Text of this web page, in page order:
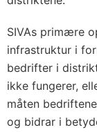
SIVAs primære
infrastruktur i
bedrifter i
ikke fungerer,
måten
og bidrar i